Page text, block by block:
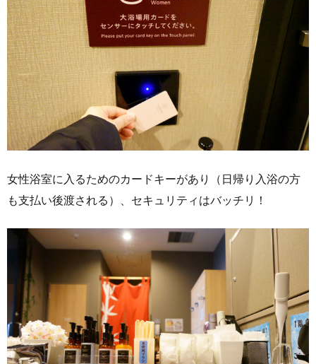
女性浴室に入るためのカードキーがあり（日帰り入浴の方
も支払い後渡される）、セキュリティはバッチリ！